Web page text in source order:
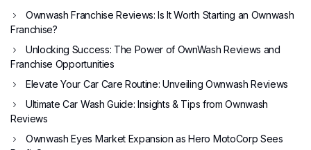
Ownwash Franchise Reviews: Is It Worth Starting an Ownwash
Franchise?
Unlocking Success: The Power of OwnWash Reviews and
Franchise Opportunities
Elevate Your Car Care Routine: Unveiling Ownwash Reviews
Ultimate Car Wash Guide: Insights & Tips from Ownwash
Reviews
Ownwash Eyes Market Expansion as Hero MotoCorp Sees